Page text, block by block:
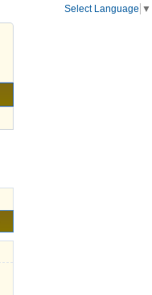
Select Language ▼